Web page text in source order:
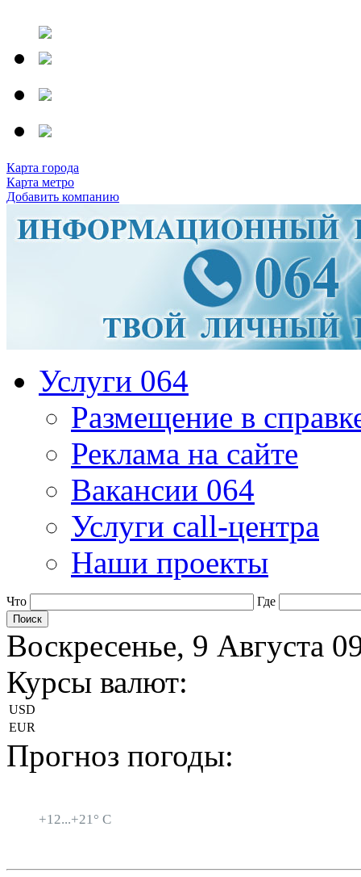
Карта города
Карта метро
Добавить компанию
Услуги 064
Размещение в
Реклама на сайте
Вакансии 064
Услуги call-центра
Наши проекты
Что Где
Воскресенье, 9 Августа
Курсы валют:
USD
EUR
Прогноз погоды:
+12...+21° C